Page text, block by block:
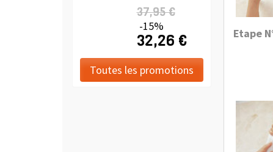
37,95 €
-15%
32,26 €
Toutes les promotions
Etape